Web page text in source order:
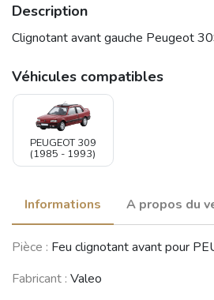
Description
Clignotant avant gauche Peugeot
Véhicules compatibles
PEUGEOT 309
(1985 - 1993)
Informations A propos du
Pièce : Feu clignotant avant pour
Fabricant : Valeo